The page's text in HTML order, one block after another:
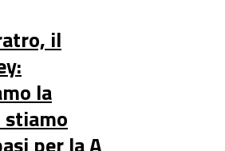
il
la
per la A